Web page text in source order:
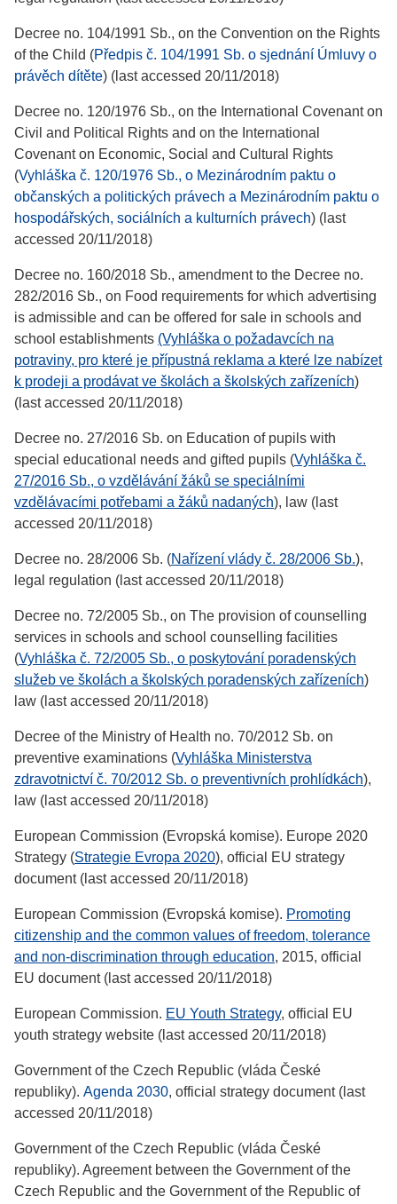
Decree no. 104/1991 Sb., on the Convention on the Rights
of the Child (Předpis č. 104/1991 Sb. o sjednání Úmluvy o
právěch dítěte) (last accessed 20/11/2018)
Decree no. 120/1976 Sb., on the International Covenant on
Civil and Political Rights and on the International
Covenant on Economic, Social and Cultural Rights
(Vyhláška č. 120/1976 Sb., o Mezinárodním paktu o
občanských a politických právech a Mezinárodním paktu o
hospodářských, sociálních a kulturních právech) (last
accessed 20/11/2018)
Decree no. 160/2018 Sb., amendment to the Decree no.
282/2016 Sb., on Food requirements for which advertising
is admissible and can be offered for sale in schools and
school establishments (Vyhláška o požadavcích na
potraviny, pro které je přípustná reklama a které lze nabízet
k prodeji a prodávat ve školách a školských zařízeních)
(last accessed 20/11/2018)
Decree no. 27/2016 Sb. on Education of pupils with
special educational needs and gifted pupils (Vyhláška č.
27/2016 Sb., o vzdělávání žáků se speciálními
vzdělávacími potřebami a žáků nadaných), law (last
accessed 20/11/2018)
Decree no. 28/2006 Sb. (Nařízení vlády č. 28/2006 Sb.),
legal regulation (last accessed 20/11/2018)
Decree no. 72/2005 Sb., on The provision of counselling
services in schools and school counselling facilities
(Vyhláška č. 72/2005 Sb., o poskytování poradenských
služeb ve školách a školských poradenských zařízeních)
law (last accessed 20/11/2018)
Decree of the Ministry of Health no. 70/2012 Sb. on
preventive examinations (Vyhláška Ministerstva
zdravotnictví č. 70/2012 Sb. o preventivních prohlídkách),
law (last accessed 20/11/2018)
European Commission (Evropská komise). Europe 2020
Strategy (Strategie Evropa 2020), official EU strategy
document (last accessed 20/11/2018)
European Commission (Evropská komise). Promoting
citizenship and the common values of freedom, tolerance
and non-discrimination through education, 2015, official
EU document (last accessed 20/11/2018)
European Commission. EU Youth Strategy, official EU
youth strategy website (last accessed 20/11/2018)
Government of the Czech Republic (vláda České
republiky). Agenda 2030, official strategy document (last
accessed 20/11/2018)
Government of the Czech Republic (vláda České
republiky). Agreement between the Government of the
Czech Republic and the Government of the Republic of